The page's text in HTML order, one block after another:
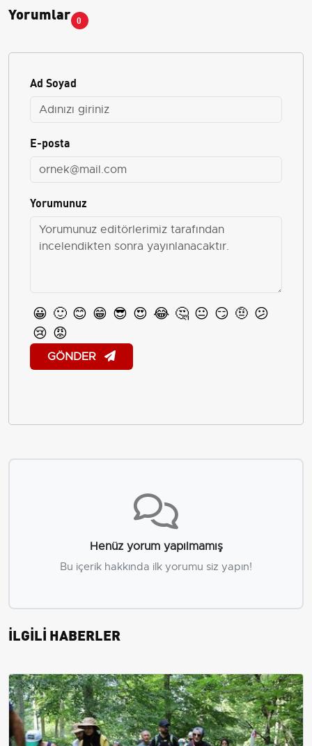
Yorumlar 0
Ad Soyad
E-posta
Yorumunuz
😀 🙂 😊 😁 😎 😍 😂 🤔 😐 😏 🤨 😕
😢 😡
GÖNDER
Henüz yorum yapılmamış
Bu içerik hakkında ilk yorumu siz yapın!
İLGİLİ HABERLER